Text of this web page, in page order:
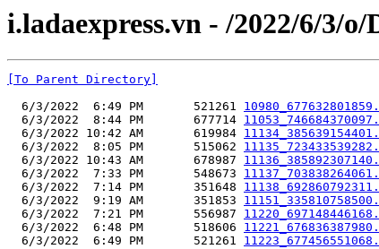
i.ladaexpress.vn - /2022/6/3/
[To Parent Directory]
  6/3/2022  6:49 PM       521261
  6/3/2022  8:44 PM       677714
  6/3/2022 10:42 AM       619984
  6/3/2022  8:05 PM       515062
  6/3/2022 10:43 AM       678987
  6/3/2022  7:33 PM       548673
  6/3/2022  7:14 PM       351648
  6/3/2022  9:19 AM       351853
  6/3/2022  7:21 PM       556987
  6/3/2022  6:48 PM       518606
  6/3/2022  6:49 PM       521261